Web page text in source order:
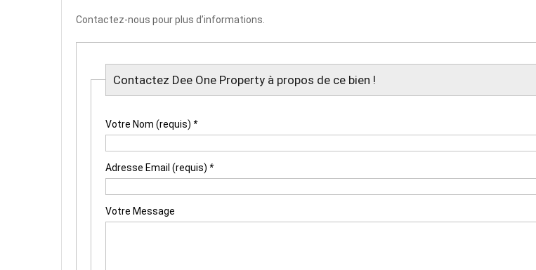
Contactez-nous pour plus d’informations.
Contactez Dee One Property à propos de ce bien !
Votre Nom (requis) *
Adresse Email (requis) *
Votre Message